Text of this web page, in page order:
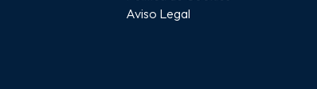
Aviso Legal